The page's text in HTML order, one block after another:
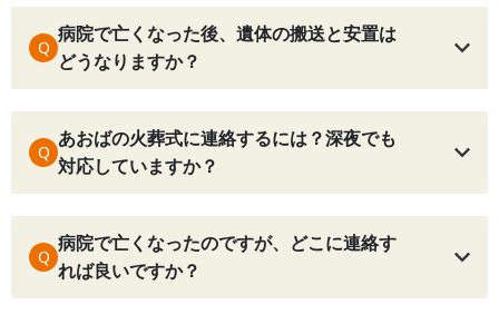
Q
病院で亡くなった後、遺体の搬送と安置は
どうなりますか？
Q
あおばの火葬式に連絡するには？深夜でも
対応していますか？
Q
病院で亡くなったのですが、どこに連絡す
れば良いですか？